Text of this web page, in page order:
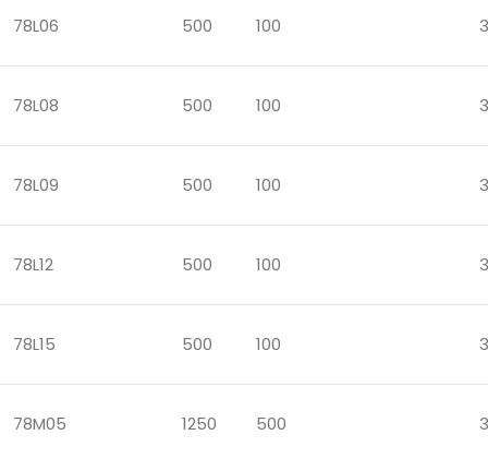
78L06 500 100
78L08 500 100
78L09 500 100
78L12 500 100
78L15 500 100
78M05 1250 500